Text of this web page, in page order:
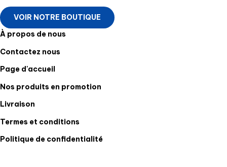
VOIR NOTRE BOUTIQUE
À propos de nous
Contactez nous
Page d'accueil
Nos produits en promotion
Livraison
Termes et conditions
Politique de confidentialité